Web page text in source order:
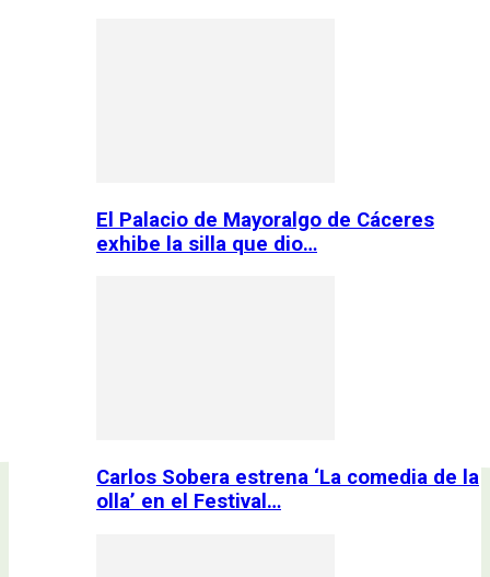
El Palacio de Mayoralgo de Cáceres
exhibe la silla que dio…
Carlos Sobera estrena ‘La comedia de la
olla’ en el Festival…